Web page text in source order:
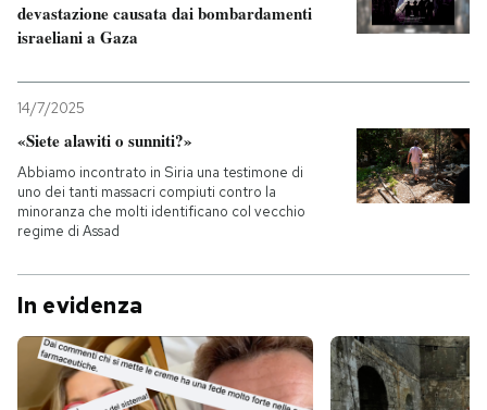
devastazione causata dai bombardamenti
israeliani a Gaza
14/7/2025
«Siete alawiti o sunniti?»
Abbiamo incontrato in Siria una testimone di
uno dei tanti massacri compiuti contro la
minoranza che molti identificano col vecchio
regime di Assad
In evidenza